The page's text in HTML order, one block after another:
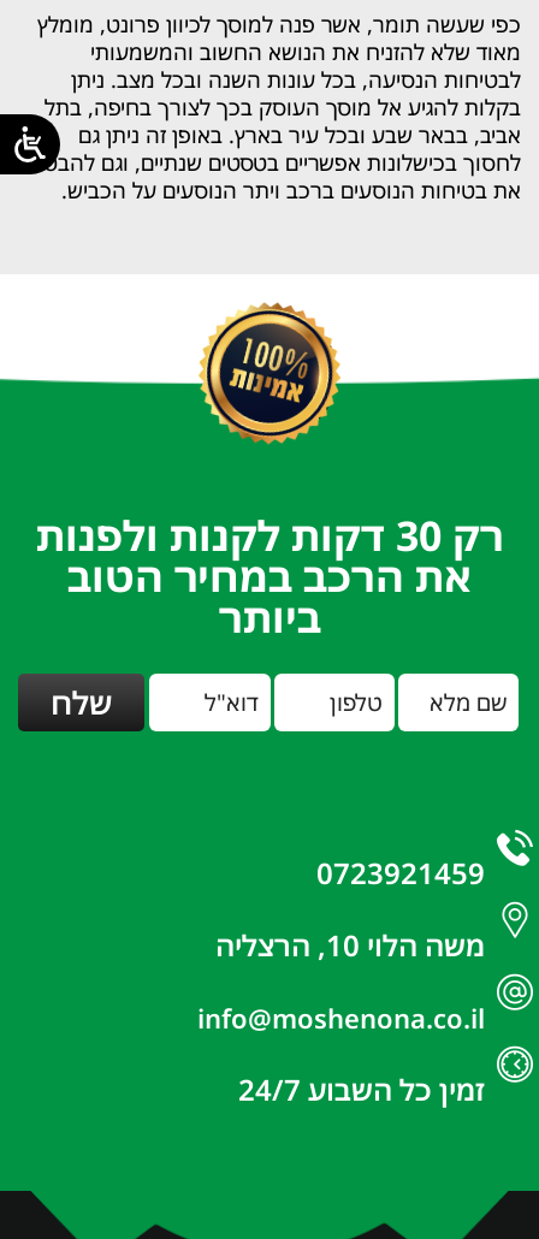
כפי שעשה תומר, אשר פנה למוסך לכיוון פרונט, מומלץ
מאוד שלא להזניח את הנושא החשוב והמשמעותי
לבטיחות הנסיעה, בכל עונות השנה ובכל מצב. ניתן
בקלות להגיע אל מוסך העוסק בכך לצורך בחיפה, בתל
אביב, בבאר שבע ובכל עיר בארץ. באופן זה ניתן גם
לחסוך בכישלונות אפשריים בטסטים שנתיים, וגם להבטיח
את בטיחות הנוסעים ברכב ויתר הנוסעים על הכביש.
רק 30 דקות לקנות ולפנות
את הרכב במחיר הטוב
ביותר
0723921459
משה הלוי 10, הרצליה
info@moshenona.co.il
זמין כל השבוע 24/7